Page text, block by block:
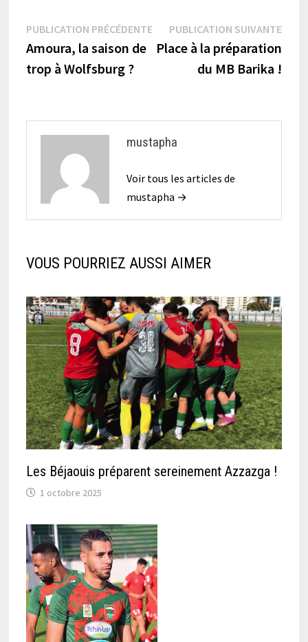
Navigation
de
l’article
PUBLICATION PRÉCÉDENTEPublication
précédente :
Amoura, la saison de
trop à Wolfsburg ?
PUBLICATION SUIVANTE
Place à la préparation
du MB Barika !
mustapha
Voir tous les articles de
mustapha →
VOUS POURRIEZ AUSSI AIMER
Les Béjaouis préparent sereinement Azzazga !
1 octobre 2025